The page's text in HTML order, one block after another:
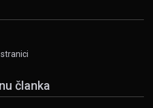
članka